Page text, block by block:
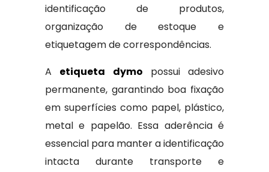
identificação de produtos,
organização de estoque e
etiquetagem de correspondências.
A etiqueta dymo possui adesivo
permanente, garantindo boa fixação
em superfícies como papel, plástico,
metal e papelão. Essa aderência é
essencial para manter a identificação
intacta durante transporte e